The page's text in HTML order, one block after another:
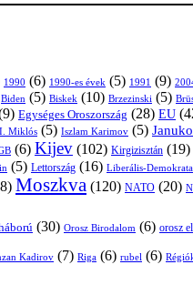
1990 (6) 1990-es évek (5) 1991 (9)
Biden (5) Biskek (10) Brzezinski (5)
Egységes Oroszország (28) EU
Miklós (5) Iszlam Karimov (5)
(6) Kijev (102) Kirgizisztán (19)
(5) Lettország (16) Liberális-
Moszkva (120) NATO (20)
(30) Orosz Birodalom (6) orosz
Kadirov (7) Riga (6) rubel (6)